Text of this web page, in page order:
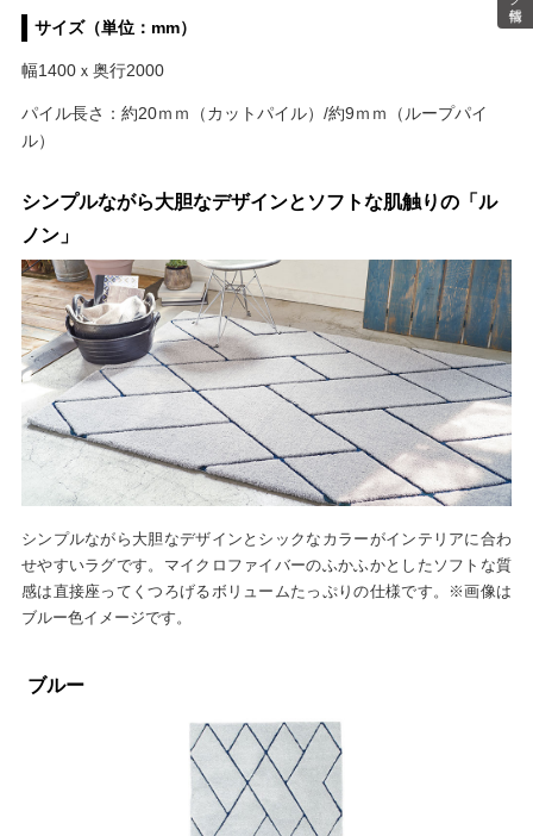
サイズ（単位：mm）
幅1400ｘ奥行2000
パイル長さ：約20ｍｍ（カットパイル）/約9ｍｍ（ループパイ
ル）
シンプルながら大胆なデザインとソフトな肌触りの「ル
ノン」
シンプルながら大胆なデザインとシックなカラーがインテリアに合わ
せやすいラグです。マイクロファイバーのふかふかとしたソフトな質
感は直接座ってくつろげるボリュームたっぷりの仕様です。※画像は
ブルー色イメージです。
ブルー